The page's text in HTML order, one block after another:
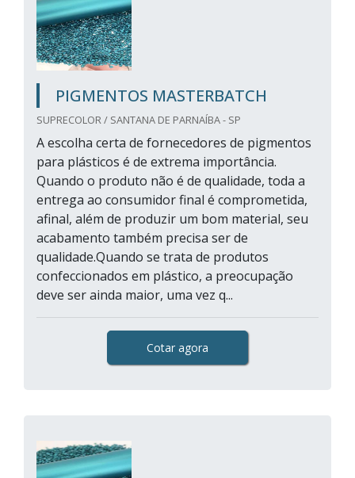
PIGMENTOS MASTERBATCH
SUPRECOLOR / SANTANA DE PARNAÍBA - SP
A escolha certa de fornecedores de pigmentos
para plásticos é de extrema importância.
Quando o produto não é de qualidade, toda a
entrega ao consumidor final é comprometida,
afinal, além de produzir um bom material, seu
acabamento também precisa ser de
qualidade.Quando se trata de produtos
confeccionados em plástico, a preocupação
deve ser ainda maior, uma vez q...
Cotar agora